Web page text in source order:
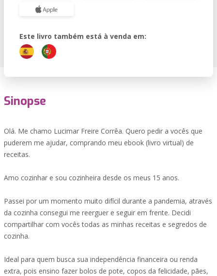
Este livro também está à venda em:
Sinopse
Olá. Me chamo Lucimar Freire Corrêa. Quero pedir a vocês que
puderem me ajudar, comprando meu ebook (livro virtual) de
receitas.
Amo cozinhar e sou cozinheira desde os meus 15 anos.
Passei por um momento muito difícil durante a pandemia, através
da cozinha consegui me reerguer e seguir em frente. Decidi
compartilhar com vocês todas as minhas receitas e segredos de
cozinha.
Ideal para quem busca sua independência financeira ou renda
extra, pois ensino fazer bolos de pote, copos da felicidade, pães,